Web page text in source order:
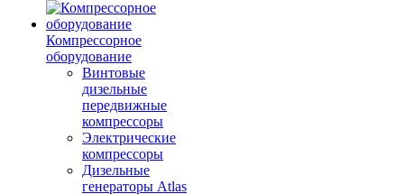
Компрессорное
оборудование
Винтовые
дизельные
передвижные
компрессоры
Электрические
компрессоры
Дизельные
генераторы Atlas